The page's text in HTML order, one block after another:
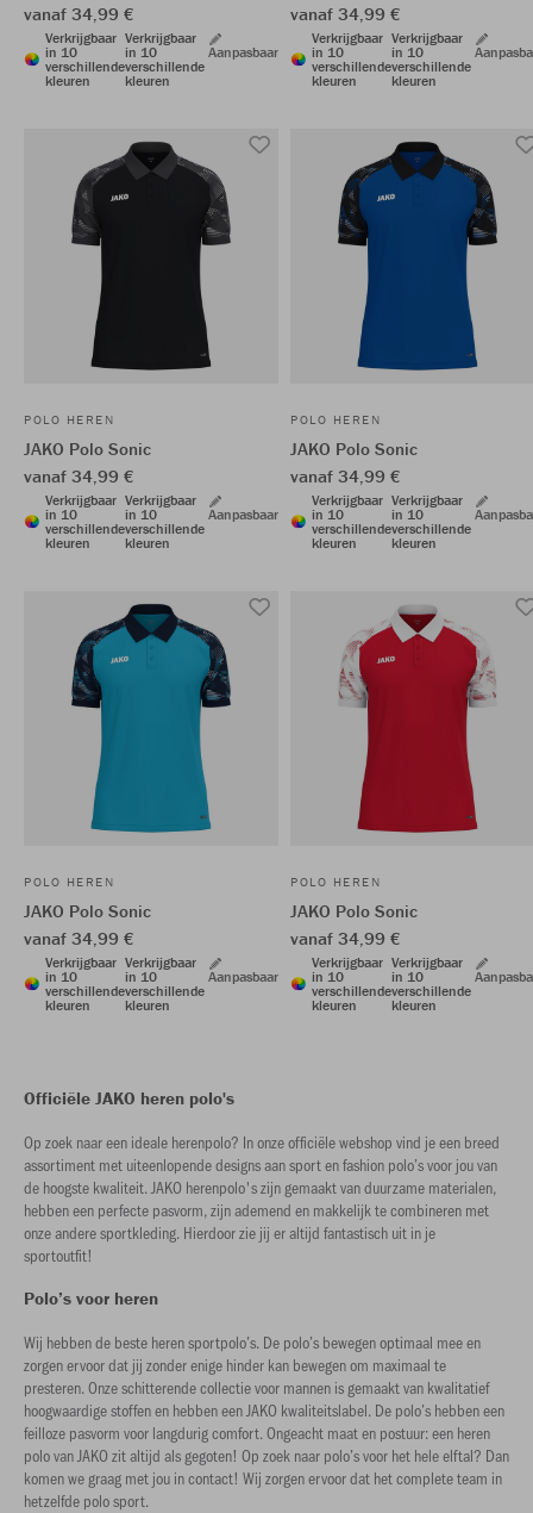
vanaf 34,99 €
Verkrijgbaar
in 10
verschillende
kleuren
Verkrijgbaar
in 10
verschillende
kleuren
Aanpasbaar
vanaf 34,99 €
Verkrijgbaar
in 10
verschillende
kleuren
Verkrijgbaar
in 10
verschillende
kleuren
POLO HEREN
JAKO Polo Sonic
vanaf 34,99 €
Verkrijgbaar
in 10
verschillende
kleuren
Verkrijgbaar
in 10
verschillende
kleuren
Aanpasbaar
POLO HEREN
JAKO Polo Sonic
vanaf 34,99 €
Verkrijgbaar
in 10
verschillende
kleuren
Verkrijgbaar
in 10
verschillende
kleuren
POLO HEREN
JAKO Polo Sonic
vanaf 34,99 €
Verkrijgbaar
in 10
verschillende
kleuren
Verkrijgbaar
in 10
verschillende
kleuren
Aanpasbaar
POLO HEREN
JAKO Polo Sonic
vanaf 34,99 €
Verkrijgbaar
in 10
verschillende
kleuren
Verkrijgbaar
in 10
verschillende
kleuren
Officiële JAKO heren polo's
Op zoek naar een ideale herenpolo? In onze officiële webshop vind je een breed
assortiment met uiteenlopende designs aan sport en fashion polo’s voor jou van
de hoogste kwaliteit. JAKO herenpolo's zijn gemaakt van duurzame materialen,
hebben een perfecte pasvorm, zijn ademend en makkelijk te combineren met
onze andere sportkleding. Hierdoor zie jij er altijd fantastisch uit in je
sportoutfit!
Polo’s voor heren
Wij hebben de beste heren sportpolo’s. De polo’s bewegen optimaal mee en
zorgen ervoor dat jij zonder enige hinder kan bewegen om maximaal te
presteren. Onze schitterende collectie voor mannen is gemaakt van kwalitatief
hoogwaardige stoffen en hebben een JAKO kwaliteitslabel. De polo’s hebben een
feilloze pasvorm voor langdurig comfort. Ongeacht maat en postuur: een heren
polo van JAKO zit altijd als gegoten! Op zoek naar polo’s voor het hele elftal? Dan
komen we graag met jou in contact! Wij zorgen ervoor dat het complete team in
hetzelfde polo sport.